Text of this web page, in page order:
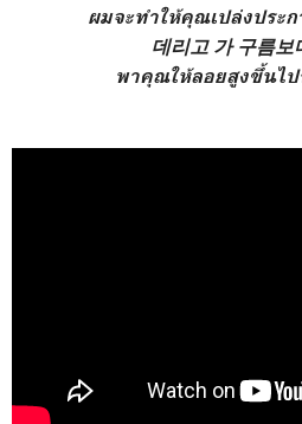
ผมจะทำให้คุณเปล่งประ
데리고 가 구름보
พาคุณให้ลอยสูงขึ้นไ